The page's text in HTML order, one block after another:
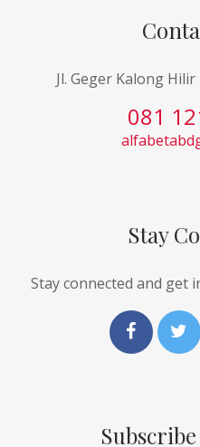
Jl. Geger Kalong
081
Stay
Stay connected and get